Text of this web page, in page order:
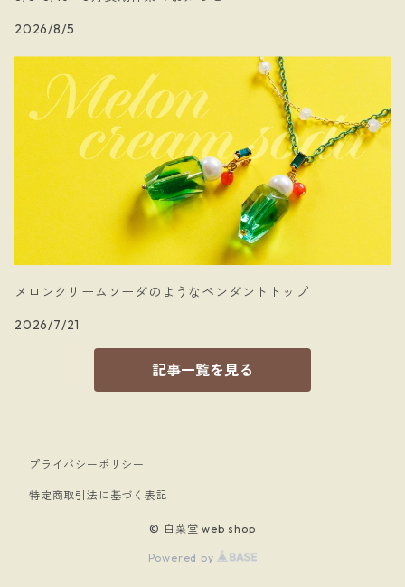
2026/8/5
メロンクリームソーダのようなペンダントトップ
2026/7/21
記事一覧を見る
プライバシーポリシー
特定商取引法に基づく表記
© 白菜堂 web shop
Powered by